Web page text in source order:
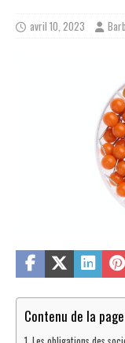
avril 10, 2023
Contenu de la page